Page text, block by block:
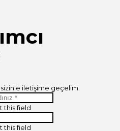
iletişime geçelim.
this field
this field